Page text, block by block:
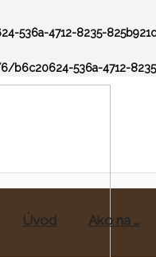
536a-4712-8235-
b6c20624-536a-4712-
Úvod Ako na …